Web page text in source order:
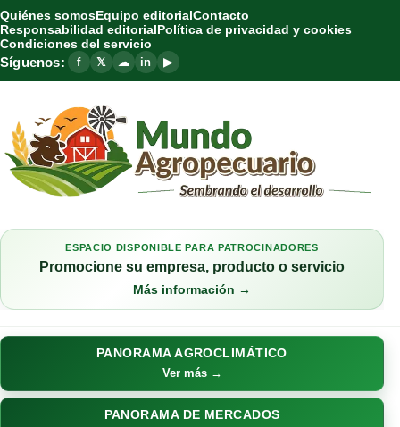
Quiénes somosEquipo editorialContacto
Responsabilidad editorialPolítica de privacidad y cookies
Condiciones del servicio
Síguenos: f 𝕏 ☁ in ▶
ESPACIO DISPONIBLE PARA PATROCINADORES
Promocione su empresa, producto o servicio
Más información →
PANORAMA AGROCLIMÁTICO
Ver más →
PANORAMA DE MERCADOS